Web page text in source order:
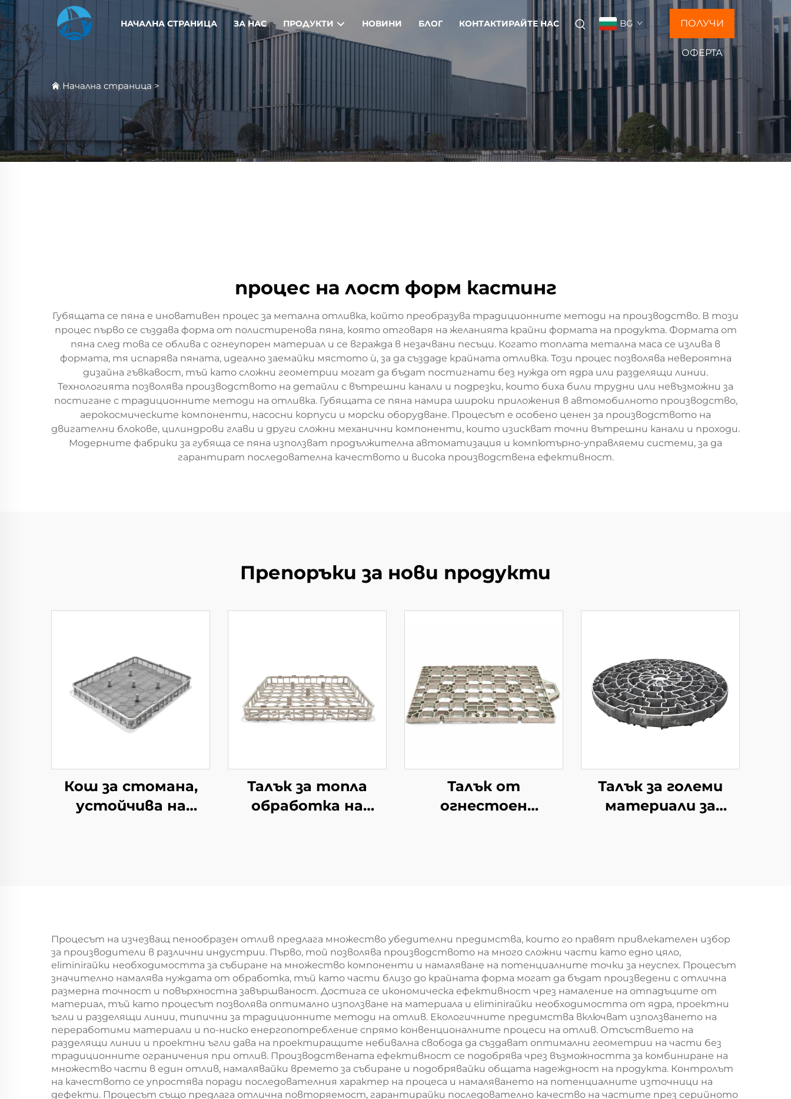
НАЧАЛНА СТРАНИЦА ЗА НАС ПРОДУКТИ НОВИНИ БЛОГ КОНТАКТИРАЙТЕ НАС BG ПОЛУЧИ
ОФЕРТА
Начална страница >
процес на лост форм кастинг
Губящата се пяна е иновативен процес за метална отливка, който преобразува традиционните методи на производство. В този
процес първо се създава форма от полистиренова пяна, която отговаря на желанията крайни формата на продукта. Формата от
пяна след това се облива с огнеупорен материал и се вгражда в незачвани песъци. Когато топлата метална маса се излива в
формата, тя испарява пяната, идеално заемайки мястото ѝ, за да създаде крайната отливка. Този процес позволява невероятна
дизайна гъвкавост, тъй като сложни геометрии могат да бъдат постигнати без нужда от ядра или разделящи линии.
Технологията позволява производството на детайли с вътрешни канали и подрезки, които биха били трудни или невъзможни за
постигане с традиционните методи на отливка. Губящата се пяна намира широки приложения в автомобилното производство,
аерокосмическите компоненти, насосни корпуси и морски оборудване. Процесът е особено ценен за производството на
двигателни блокове, цилиндрови глави и други сложни механични компоненти, които изискват точни вътрешни канали и проходи.
Модерните фабрики за губяща се пяна използват продължителна автоматизация и компютърно-управляеми системи, за да
гарантират последователна качеството и висока производствена ефективност.
Препоръки за нови продукти
Кош за стомана,
устойчива на
Талък за топла
обработка на
Талък от
огнестоен
Талък за големи
материали за
Процесът на изчезващ пенообразен отлив предлага множество убедителни предимства, които го правят привлекателен избор
за производители в различни индустрии. Първо, той позволява производството на много сложни части като едно цяло,
eliminirайки необходимостта за събиране на множество компоненти и намаляване на потенциалните точки за неуспех. Процесът
значително намалява нуждата от обработка, тъй като части близо до крайната форма могат да бъдат произведени с отлична
размерна точност и повърхностна завършваност. Достига се икономическа ефективност чрез намаление на отпадъците от
материал, тъй като процесът позволява оптимално използване на материала и eliminirайки необходимостта от ядра, проектни
ъгли и разделящи линии, типични за традиционните методи на отлив. Екологичните предимства включват използването на
переработими материали и по-ниско енергопотребление спрямо конвенционалните процеси на отлив. Отсъствието на
разделящи линии и проектни ъгли дава на проектиращите небивална свобода да създават оптимални геометрии на части без
традиционните ограничения при отлив. Производствената ефективност се подобрява чрез възможността за комбиниране на
множество части в един отлив, намалявайки времето за събиране и подобрявайки общата надеждност на продукта. Контролът
на качеството се упростява поради последователния характер на процеса и намаляването на потенциалните източници на
дефекти. Процесът също предлага отлична повторяемост, гарантирайки последователно качество на частите през серийното